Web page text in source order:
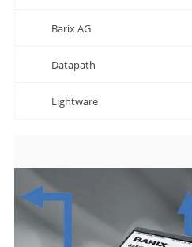
Barix AG
Datapath
Lightware